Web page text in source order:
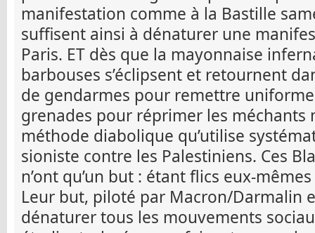
manifestation comme à la Bastille
suffisent ainsi à dénaturer une
Paris. ET dès que la mayonnaise
barbouses s’éclipsent et retournent
de gendarmes pour remettre uniforme
grenades pour réprimer les méchants
méthode diabolique qu’utilise
sioniste contre les Palestiniens. Ces
n’ont qu’un but : étant flics eux-
Leur but, piloté par Macron/Darmalin
dénaturer tous les mouvements